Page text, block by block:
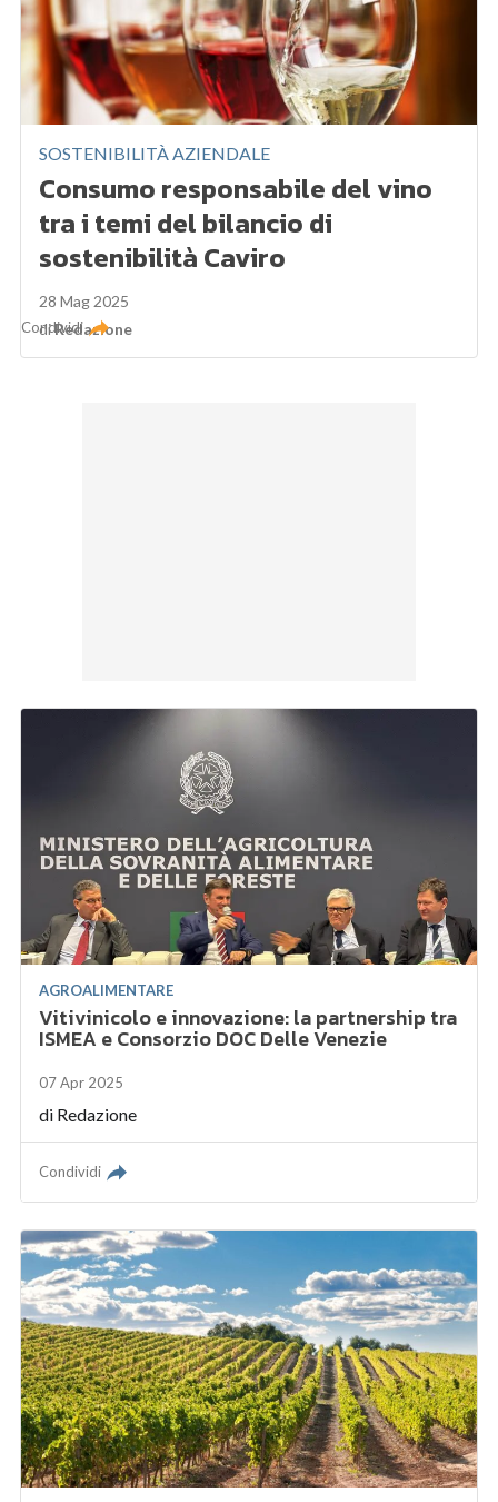
SOSTENIBILITÀ AZIENDALE
Consumo responsabile del vino
tra i temi del bilancio di
sostenibilità Caviro
28 Mag 2025
diRedazione
Condividi
AGROALIMENTARE
Vitivinicolo e innovazione: la partnership tra
ISMEA e Consorzio DOC Delle Venezie
07 Apr 2025
di Redazione
Condividi